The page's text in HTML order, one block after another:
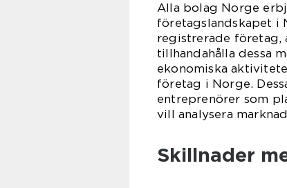
Alla bolag Norge
företagslandskapet i
registrerade företag,
tillhandahålla dessa
ekonomiska
företag i Norge.
entreprenörer som
vill analysera
Skillnader